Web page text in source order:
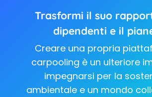
Trasformi il suo
dipendenti e il
Creare una propria
carpooling è un ulteriore
impegnarsi per la
ambientale e un mondo